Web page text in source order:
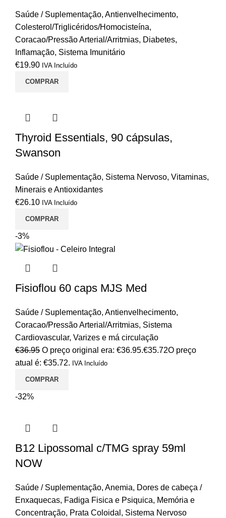
Saúde / Suplementação, Antienvelhecimento,
Colesterol/Triglicéridos/Homocisteína,
Coracao/Pressão Arterial/Arritmias, Diabetes,
Inflamação, Sistema Imunitário
€19.90 IVA Incluído
COMPRAR
Thyroid Essentials, 90 cápsulas,
Swanson
Saúde / Suplementação, Sistema Nervoso, Vitaminas,
Minerais e Antioxidantes
€26.10 IVA Incluído
COMPRAR
-3%
Fisioflou 60 caps MJS Med
Saúde / Suplementação, Antienvelhecimento,
Coracao/Pressão Arterial/Arritmias, Sistema
Cardiovascular, Varizes e má circulação
€36.95 O preço original era: €36.95.€35.72O preço
atual é: €35.72. IVA Incluído
COMPRAR
-32%
B12 Lipossomal c/TMG spray 59ml
NOW
Saúde / Suplementação, Anemia, Dores de cabeça /
Enxaquecas, Fadiga Fisica e Psiquica, Memória e
Concentração, Prata Coloidal , Sistema Nervoso